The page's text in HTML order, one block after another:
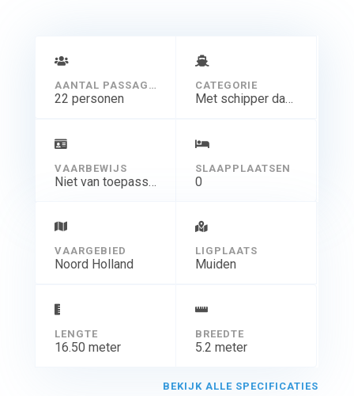
AANTAL PASSAGIERS
22 personen
CATEGORIE
Met schipper dagtocht
VAARBEWIJS
Niet van toepassing
SLAAPPLAATSEN
0
VAARGEBIED
Noord Holland
LIGPLAATS
Muiden
LENGTE
16.50 meter
BREEDTE
5.2 meter
BEKIJK ALLE SPECIFICATIES